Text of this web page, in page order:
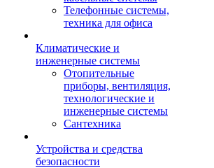
Телефонные системы,
техника для офиса
Климатические и
инженерные системы
Отопительные
приборы, вентиляция,
технологические и
инженерные системы
Сантехника
Устройства и средства
безопасности